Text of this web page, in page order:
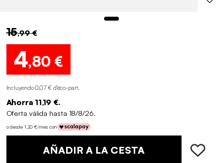
15,99 €
4,80 €
Incluyendo 0,07 € d'éco-part.
Ahorra 11,19 €.
Oferta válida hasta 18/8/26.
o desde 1,20 €/mes con
AÑADIR A LA CESTA